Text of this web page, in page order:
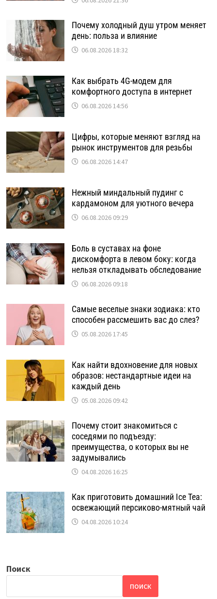
Почему холодный душ утром меняет
день: польза и влияние
06.08.2026 18:32
Как выбрать 4G-модем для
комфортного доступа в интернет
06.08.2026 14:56
Цифры, которые меняют взгляд на
рынок инструментов для резьбы
06.08.2026 14:47
Нежный миндальный пудинг с
кардамоном для уютного вечера
06.08.2026 09:29
Боль в суставах на фоне
дискомфорта в левом боку: когда
нельзя откладывать обследование
06.08.2026 09:18
Самые веселые знаки зодиака: кто
способен рассмешить вас до слез?
05.08.2026 17:45
Как найти вдохновение для новых
образов: нестандартные идеи на
каждый день
05.08.2026 09:42
Почему стоит знакомиться с
соседями по подъезду:
преимущества, о которых вы не
задумывались
04.08.2026 16:25
Как приготовить домашний Ice Tea:
освежающий персиково-мятный чай
04.08.2026 10:24
Поиск
ПОИСК